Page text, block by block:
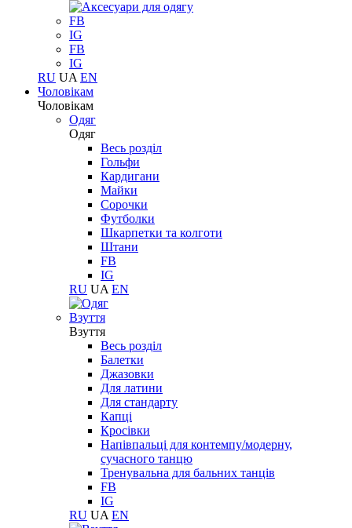
FB
IG
FB
IG
RU UA EN
Чоловікам
Чоловікам
Одяг
Одяг
Весь розділ
Гольфи
Кардигани
Майки
Сорочки
Футболки
Шкарпетки та колготи
Штани
FB
IG
RU UA EN
Взуття
Взуття
Весь розділ
Балетки
Джазовки
Для латини
Для стандарту
Капці
Кросівки
Напівпальці для контемпу/модерну,
сучасного танцю
Тренувальна для бальних танців
FB
IG
RU UA EN